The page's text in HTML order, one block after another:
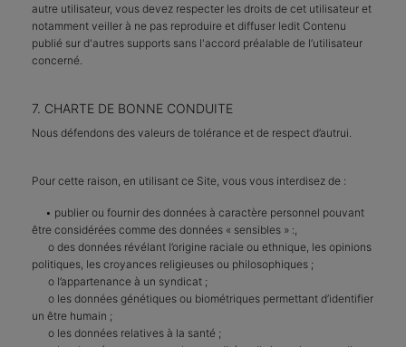
autre utilisateur, vous devez respecter les droits de cet utilisateur et
notamment veiller à ne pas reproduire et diffuser ledit Contenu
publié sur d'autres supports sans l'accord préalable de l’utilisateur
concerné.
7. CHARTE DE BONNE CONDUITE
Nous défendons des valeurs de tolérance et de respect d’autrui.
Pour cette raison, en utilisant ce Site, vous vous interdisez de :
• publier ou fournir des données à caractère personnel pouvant
être considérées comme des données « sensibles » :,
o des données révélant l’origine raciale ou ethnique, les opinions
politiques, les croyances religieuses ou philosophiques ;
o l’appartenance à un syndicat ;
o les données génétiques ou biométriques permettant d’identifier
un être humain ;
o les données relatives à la santé ;